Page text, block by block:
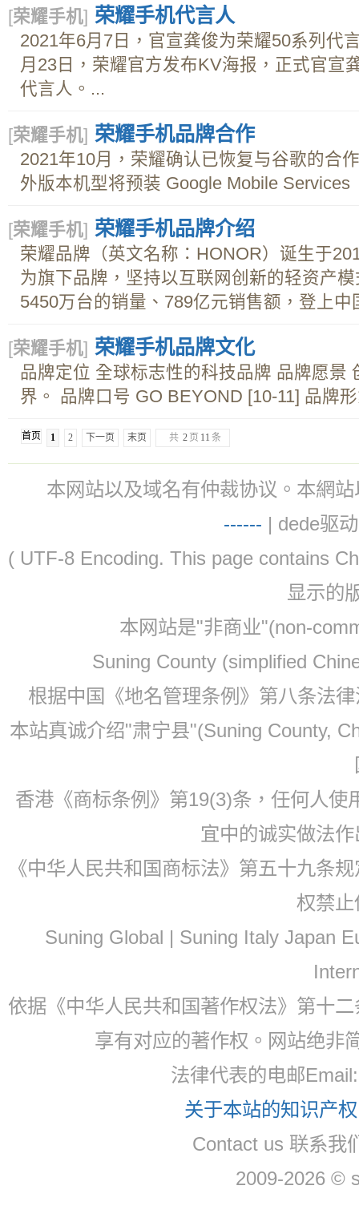
[荣耀手机] 荣耀手机代言人
2021年6月7日，官宣龚俊为荣耀50系列代
月23日，荣耀官方发布KV海报，正式官宣
代言人。...
[荣耀手机] 荣耀手机品牌合作
2021年10月，荣耀确认已恢复与谷歌的合
外版本机型将预装 Google Mobile Services
[荣耀手机] 荣耀手机品牌介绍
荣耀品牌（英文名称：HONOR）诞生于
为旗下品牌，坚持以互联网创新的轻资产
5450万台的销量、789亿元销售额，登上中
[荣耀手机] 荣耀手机品牌文化
品牌定位 全球标志性的科技品牌 品牌愿景
界。 品牌口号 GO BEYOND [10-11] 品牌
首页 1 2 下一页 末页 共 2 页 11 条
本网站以及域名有仲裁协议。本網
------ | dede驱
( UTF-8 Encoding. This page contains
显示的
本网站是"非商业"(non-
Suning County (simplified
根据中国《地名管理条例》第八条法
本站真诚介绍"肃宁县"(Suning County,
香港《商标条例》第19(3)条，任何人
宜中的诚实做法
《中华人民共和国商标法》第五十九条
权禁
Suning Global | Suning Italy Japan
依据《中华人民共和国著作权法》第十
享有对应的著作权。网站绝非
法律代表的电邮
关于本站的知识产
Contact us 联系我
2009-2026 ©